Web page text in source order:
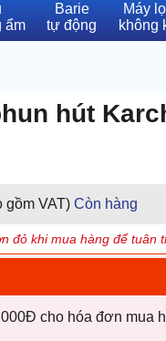
ẩm
Barie
tự động
Máy
không
hút
gồm VAT) Còn hàng
đỏ khi mua hàng để tuân
cho hóa đơn mua